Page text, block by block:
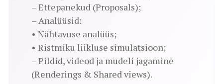
– Ettepanekud (Proposals);
– Analüüsid:
• Nähtavuse analüüs;
• Ristmiku liikluse simulatsioon;
– Pildid, videod ja mudeli jagamine
(Renderings & Shared views).